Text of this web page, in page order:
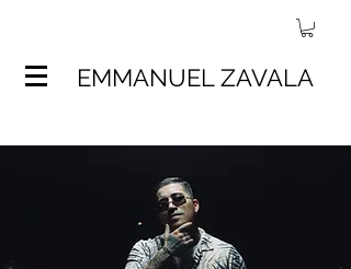
EMMANUEL ZAVALA